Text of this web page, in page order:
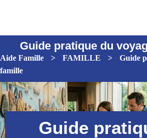
Guide pratique du
Aide Famille > FAMILLE >
Guide
famille
Guide